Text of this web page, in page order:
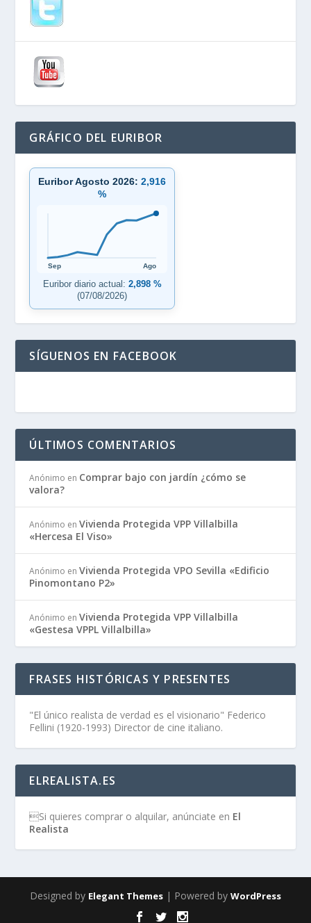
GRÁFICO DEL EURIBOR
Euribor Agosto 2026:2,916
%
Sep Ago
Euribor diario actual: 2,898 %
(07/08/2026)
SÍGUENOS EN FACEBOOK
ÚLTIMOS COMENTARIOS
Anónimo en Comprar bajo con jardín ¿cómo se
valora?
Anónimo enVivienda Protegida VPP Villalbilla
«Hercesa El Viso»
Anónimo enVivienda Protegida VPO Sevilla «Edificio
Pinomontano P2»
Anónimo enVivienda Protegida VPP Villalbilla
«Gestesa VPPL Villalbilla»
FRASES HISTÓRICAS Y PRESENTES
"El único realista de verdad es el visionario" Federico
Fellini (1920-1993) Director de cine italiano.
ELREALISTA.ES
Si quieres comprar o alquilar, anúnciate en El
Realista
Designed by Elegant Themes | Powered by WordPress